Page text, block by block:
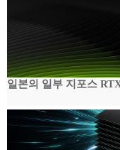
일본의 일부 지포스